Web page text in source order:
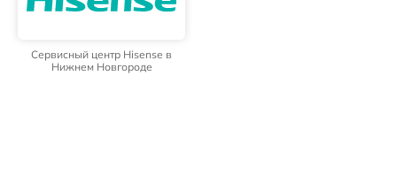
Сервисный центр Hisense в
Нижнем Новгороде